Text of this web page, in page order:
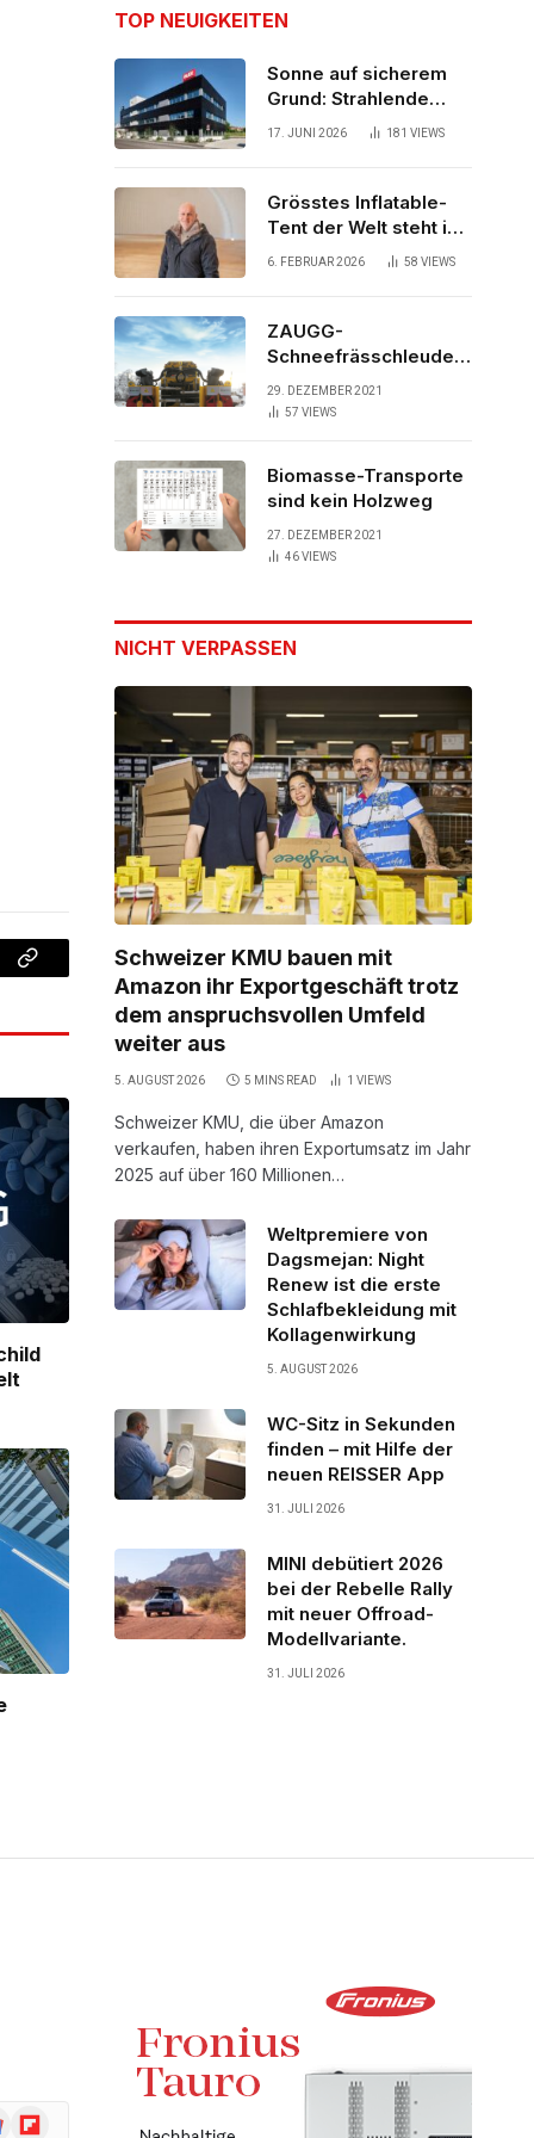
Copy
TOP NEUIGKEITEN
Sonne auf sicherem
Grund: Strahlende
Aussichten für neues
17. JUNI 2026 181 VIEWS
Grösstes Inflatable-
Tent der Welt steht in
der Schweiz
6. FEBRUAR 2026 58 VIEWS
ZAUGG-
Schneefrässchleuder
ZRR10000M räumt den
Schnee auf
29. DEZEMBER 2021
57 VIEWS
Biomasse-Transporte
sind kein Holzweg
27. DEZEMBER 2021
46VIEWS
NICHT VERPASSEN
Schweizer KMU bauen mit
Amazon ihr Exportgeschäft trotz
dem anspruchsvollen Umfeld
weiter aus
5. AUGUST 2026 5 MINS READ 1 VIEWS
Schweizer KMU, die über Amazon
verkaufen, haben ihren Exportumsatz im Jahr
2025 auf über 160 Millionen…
Weltpremiere von
Dagsmejan: Night
Renew ist die erste
Schlafbekleidung mit
Kollagenwirkung
5. AUGUST 2026
WC-Sitz in Sekunden
finden – mit Hilfe der
neuen REISSER App
31. JULI 2026
MINI debütiert 2026
bei der Rebelle Rally
mit neuer Offroad-
Modellvariante.
31. JULI 2026
Flipboard